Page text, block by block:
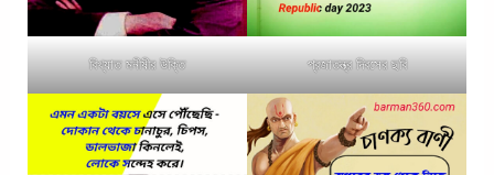
বিখ্যাত মনীষীর উক্তি প্রজাতন্ত্র দিবসের ছবি